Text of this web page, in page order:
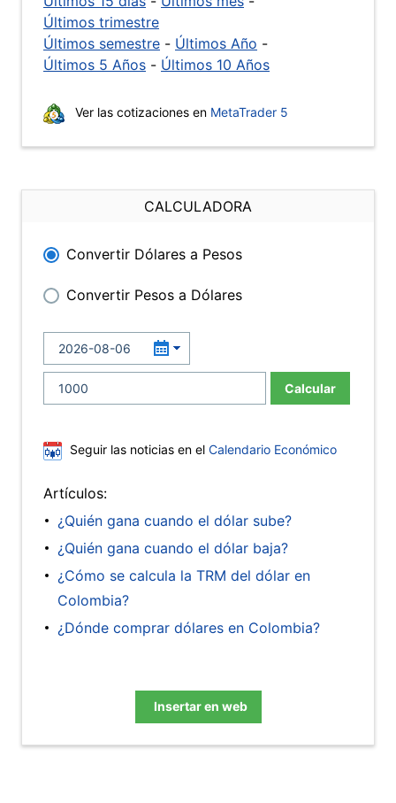
Últimos trimestre
Últimos semestre - Últimos Año -
Últimos 5 Años - Últimos 10 Años
Ver las cotizaciones en MetaTrader 5
CALCULADORA
Convertir Dólares a Pesos
Convertir Pesos a Dólares
Calcular
Seguir las noticias en el Calendario Económico
Artículos:
¿Quién gana cuando el dólar sube?
¿Quién gana cuando el dólar baja?
¿Cómo se calcula la TRM del dólar en
Colombia?
¿Dónde comprar dólares en Colombia?
Insertar en web